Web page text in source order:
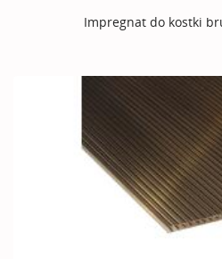
Impregnat do kostki